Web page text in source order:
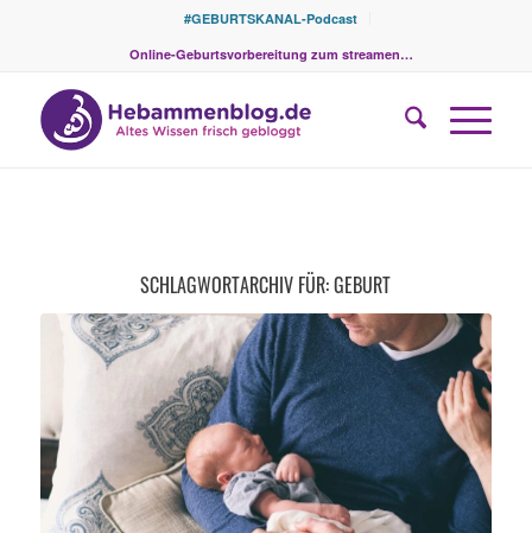
#GEBURTSKANAL-Podcast
Online-Geburtsvorbereitung zum streamen…
SCHLAGWORTARCHIV FÜR:GEBURT